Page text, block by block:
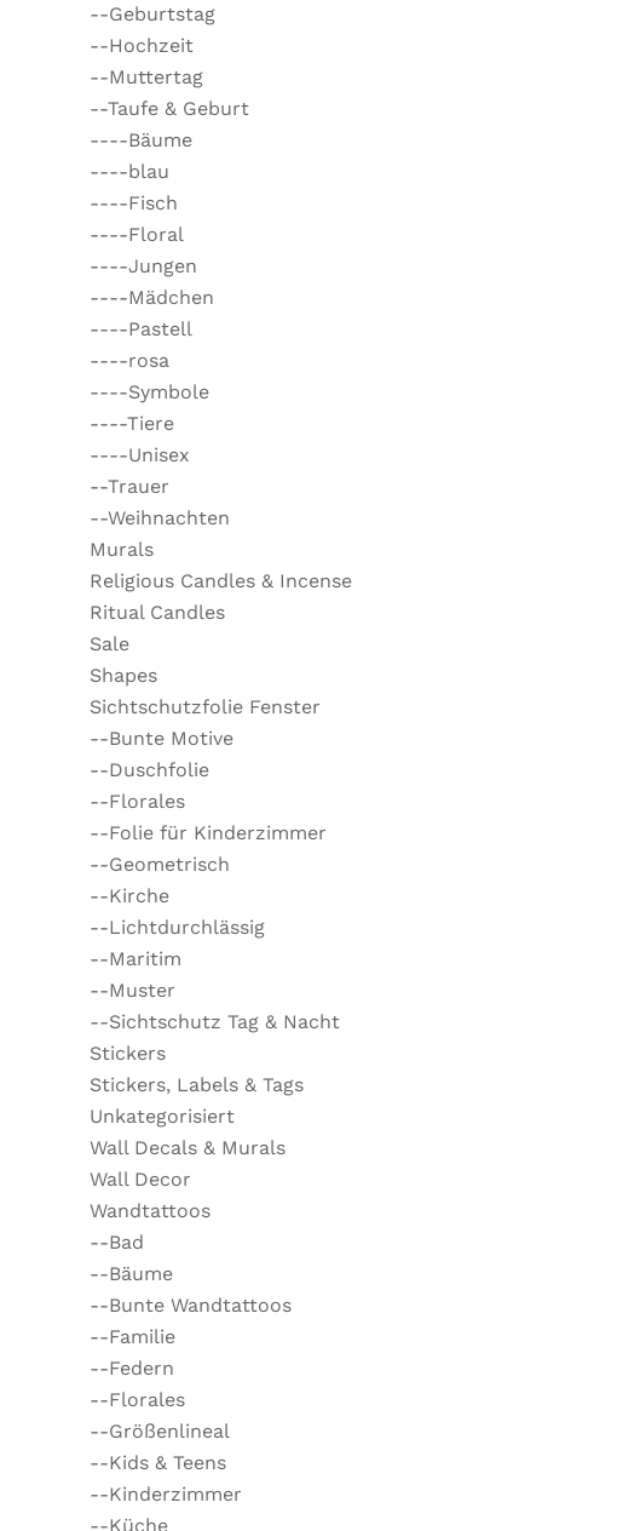
--Geburtstag
--Hochzeit
--Muttertag
--Taufe & Geburt
----Bäume
----blau
----Fisch
----Floral
----Jungen
----Mädchen
----Pastell
----rosa
----Symbole
----Tiere
----Unisex
--Trauer
--Weihnachten
Murals
Religious Candles & Incense
Ritual Candles
Sale
Shapes
Sichtschutzfolie Fenster
--Bunte Motive
--Duschfolie
--Florales
--Folie für Kinderzimmer
--Geometrisch
--Kirche
--Lichtdurchlässig
--Maritim
--Muster
--Sichtschutz Tag & Nacht
Stickers
Stickers, Labels & Tags
Unkategorisiert
Wall Decals & Murals
Wall Decor
Wandtattoos
--Bad
--Bäume
--Bunte Wandtattoos
--Familie
--Federn
--Florales
--Größenlineal
--Kids & Teens
--Kinderzimmer
--Küche